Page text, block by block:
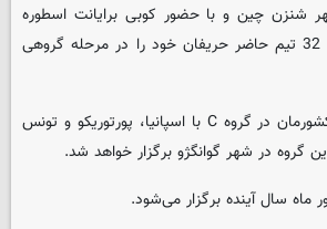
شهر شنزن چین و با حضور کوبی برایانت اسطوره
بسکتبال آمریکا برگزار و 32 تیم حاضر حریفان خود را در مرحله گروهی
براین اساس تیم ملی کشورمان در گروه C با اسپانیا، پورتوریکو و تونس
گروه در شهر گوانگژو برگزار خواهد شد.